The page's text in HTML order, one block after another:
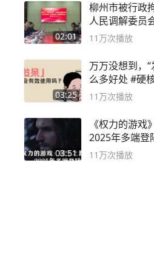
02:01
柳州市被行政
人民调解委员
11万次播放
03:25
万万没想到，
么多好处 #硬
11万次播放
03:51
《权力的游戏
2025年多端登
概要
11万次播放